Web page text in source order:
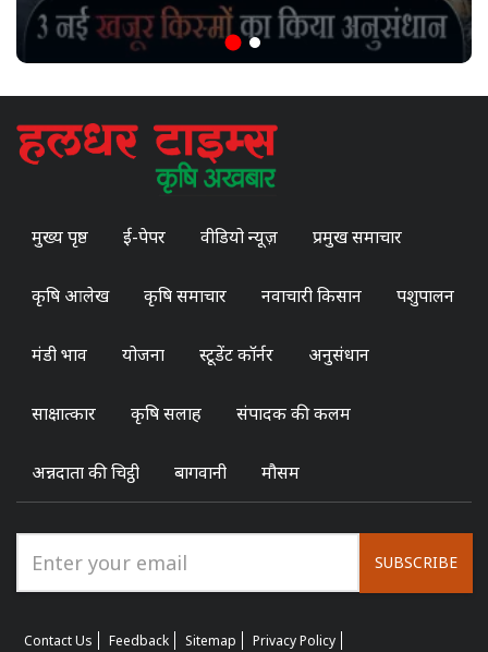
मुख्य पृष्ठ ई-पेपर वीडियो न्यूज़ प्रमुख समाचार
कृषि आलेख कृषि समाचार नवाचारी किसान पशुपालन
मंडी भाव योजना स्टूडेंट कॉर्नर अनुसंधान
साक्षात्कार कृषि सलाह संपादक की कलम
अन्नदाता की चिट्ठी बागवानी मौसम
SUBSCRIBE
Contact Us Feedback Sitemap
Privacy Policy